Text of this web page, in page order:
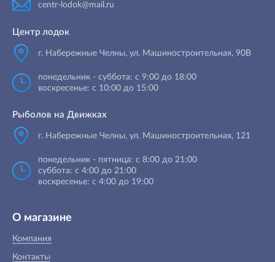
centr-lodok@mail.ru
Центр лодок
г. Набережные Челны, ул. Машиностроительная, 90B
понедельник - суббота: с 9:00 до 18:00
воскресенье: с 10:00 до 15:00
Рыболов на Движках
г. Набережные Челны, ул. Машиностроительная, 121
понедельник - пятница: с 8:00 до 21:00
суббота: с 4:00 до 21:00
воскресенье: с 4:00 до 19:00
О магазине
Компания
Контакты